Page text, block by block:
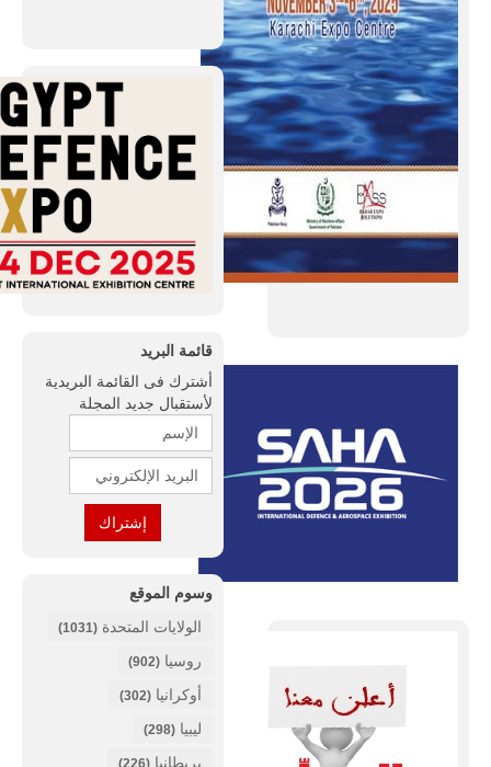
قائمة البريد
أشترك فى القائمة البريدية
لأستقبال جديد المجلة
وسوم الموقع
الولايات المتحدة (1031)
روسيا (902)
أوكرانيا (302)
ليبيا (298)
بريطانيا (226)